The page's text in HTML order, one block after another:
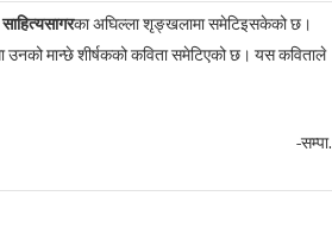
साहित्यसागरका अघिल्ला शृङ्खलामा समेटिइसकेको छ।
मान्छे शीर्षकको कविता समेटिएको छ। यस कविताले
-सम्पा.